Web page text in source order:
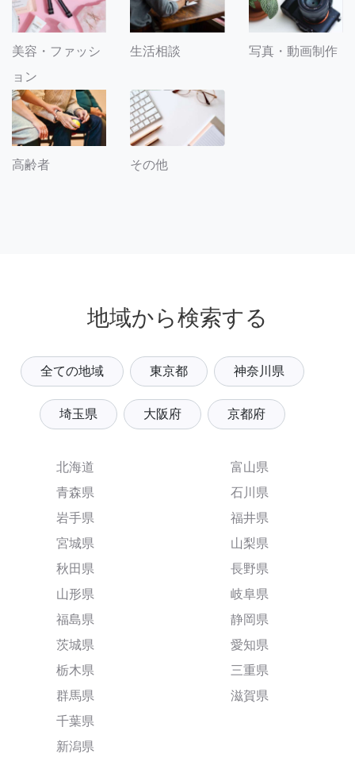
美容・ファッシ
ョン
生活相談 写真・動画制作
高齢者 その他
地域から検索する
全ての地域 東京都 神奈川県
埼玉県 大阪府 京都府
北海道
青森県
岩手県
宮城県
秋田県
山形県
福島県
茨城県
栃木県
群馬県
千葉県
新潟県
富山県
石川県
福井県
山梨県
長野県
岐阜県
静岡県
愛知県
三重県
滋賀県